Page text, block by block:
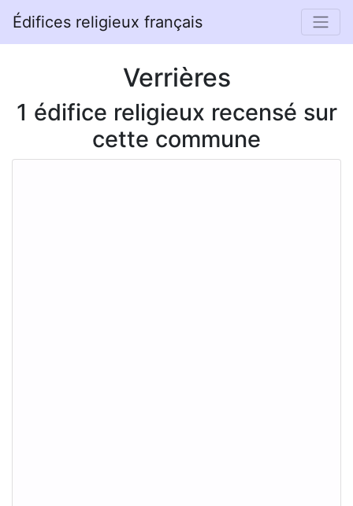
Édifices religieux français
Verrières
1 édifice religieux recensé sur
cette commune